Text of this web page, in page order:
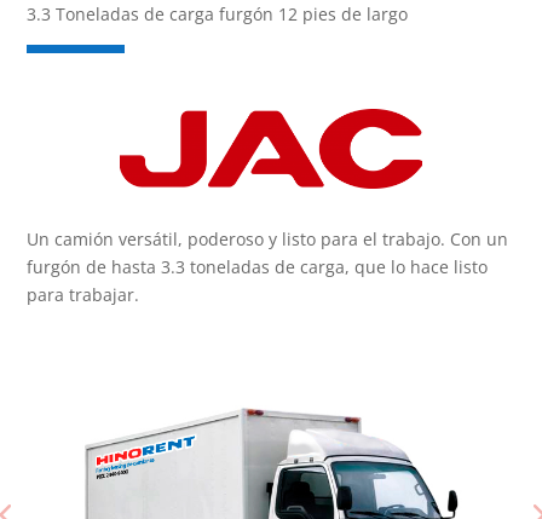
3.3 Toneladas de carga furgón 12 pies de largo
Un camiónversátil, poderoso y listo para el trabajo. Con un
furgón de hasta 3.3 toneladas de carga, que lo hace listo
para trabajar.